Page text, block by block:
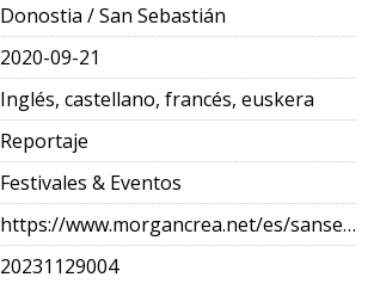
Donostia / San Sebastián
2020-09-21
Inglés, castellano, francés, euskera
Reportaje
Festivales & Eventos
https://www.morgancrea.net/es/sansebastianfes.html
20231129004